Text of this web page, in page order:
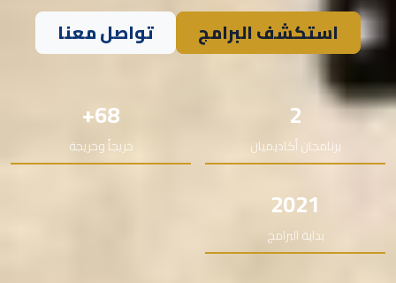
استكشف البرامج تواصل معنا
2
برنامجان أكاديميان
68+
خريجاً وخريجة
2021
بداية البرامج